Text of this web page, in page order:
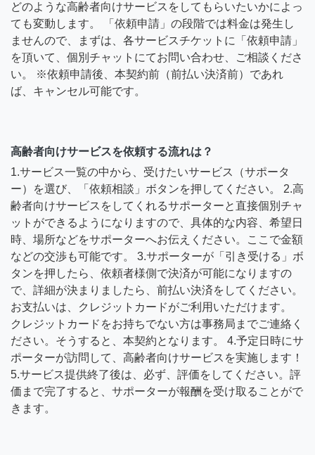
どのような高齢者向けサービスをしてもらいたいかによっ
ても変動します。 「依頼申請」の段階では料金は発生し
ませんので、まずは、各サービスチケットに「依頼申請」
を頂いて、個別チャットにてお問い合わせ、ご相談くださ
い。 ※依頼申請後、本契約前（前払い決済前）であれ
ば、キャンセル可能です。
高齢者向けサービスを依頼する流れは？
1.サービス一覧の中から、受けたいサービス（サポータ
ー）を選び、「依頼相談」ボタンを押してください。 2.高
齢者向けサービスをしてくれるサポーターと直接個別チャ
ットができるようになりますので、具体的な内容、希望日
時、場所などをサポーターへお伝えください。ここで金額
などの交渉も可能です。 3.サポーターが「引き受ける」ボ
タンを押したら、依頼者様側で決済が可能になりますの
で、詳細が決まりましたら、前払い決済をしてください。
お支払いは、クレジットカードがご利用いただけます。
クレジットカードをお持ちでない方は事務局までご連絡く
ださい。そうすると、本契約となります。 4.予定日時にサ
ポーターが訪問して、高齢者向けサービスを実施します！
5.サービス提供終了後は、必ず、評価をしてください。評
価まで完了すると、サポーターが報酬を受け取ることがで
きます。